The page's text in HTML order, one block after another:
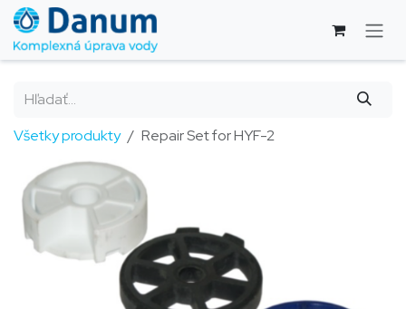
Skip to Content
Všetky produkty Repair Set for HYF-2